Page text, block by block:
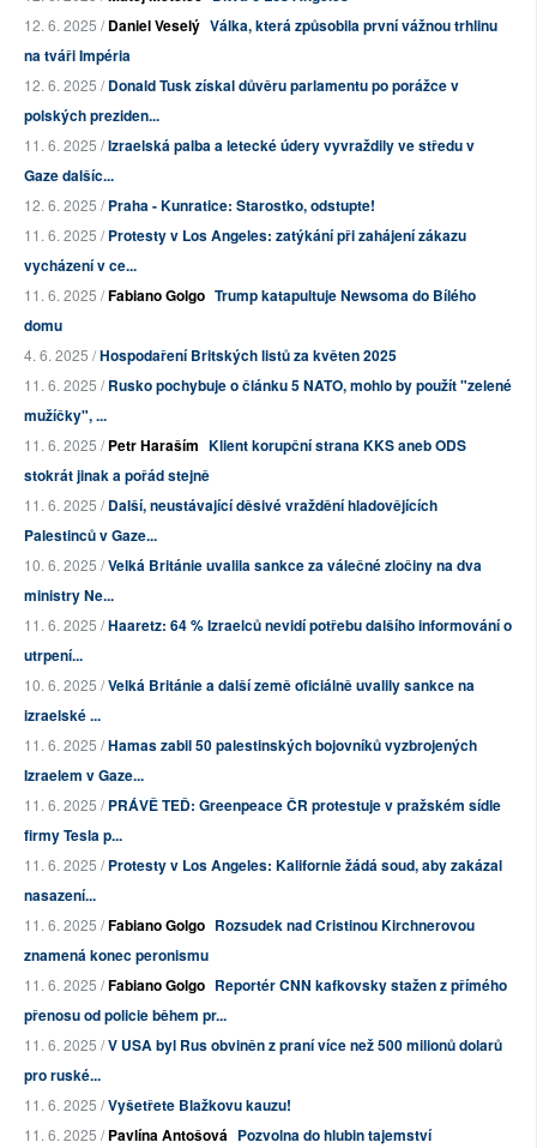
12. 6. 2025 /Daniel Veselý Válka, která způsobila první vážnou trhlinu
na tváři Impéria
12. 6. 2025 /Donald Tusk získal důvěru parlamentu po porážce v
polských preziden...
11. 6. 2025 /Izraelská palba a letecké údery vyvraždily ve středu v
Gaze dalšíc...
12. 6. 2025 /Praha - Kunratice: Starostko, odstupte!
11. 6. 2025 /Protesty v Los Angeles: zatýkání při zahájení zákazu
vycházení v ce...
11. 6. 2025 /Fabiano Golgo Trump katapultuje Newsoma do Bílého
domu
4. 6. 2025 /Hospodaření Britských listů za květen 2025
11. 6. 2025 /Rusko pochybuje o článku 5 NATO, mohlo by použít "zelené
mužíčky", ...
11. 6. 2025 /Petr Haraším Klient korupční strana KKS aneb ODS
stokrát jinak a pořád stejně
11. 6. 2025 /Další, neustávající děsivé vraždění hladovějících
Palestinců v Gaze...
10. 6. 2025 /Velká Británie uvalila sankce za válečné zločiny na dva
ministry Ne...
11. 6. 2025 /Haaretz: 64 % Izraelců nevidí potřebu dalšího informování o
utrpení...
10. 6. 2025 /Velká Británie a další země oficiálně uvalily sankce na
izraelské ...
11. 6. 2025 /Hamas zabil 50 palestinských bojovníků vyzbrojených
Izraelem v Gaze...
11. 6. 2025 /PRÁVĚ TEĎ: Greenpeace ČR protestuje v pražském sídle
firmy Tesla p...
11. 6. 2025 /Protesty v Los Angeles: Kalifornie žádá soud, aby zakázal
nasazení...
11. 6. 2025 /Fabiano Golgo Rozsudek nad Cristinou Kirchnerovou
znamená konec peronismu
11. 6. 2025 /Fabiano Golgo Reportér CNN kafkovsky stažen z přímého
přenosu od policie během pr...
11. 6. 2025 /V USA byl Rus obviněn z praní více než 500 milionů dolarů
pro ruské...
11. 6. 2025 /Vyšetřete Blažkovu kauzu!
11. 6. 2025 /Pavlína Antošová Pozvolna do hlubin tajemství